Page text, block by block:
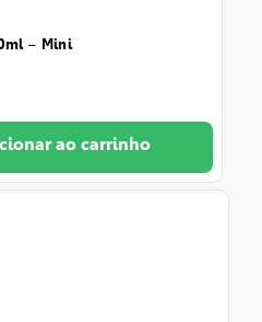
– mini
ao carrinho